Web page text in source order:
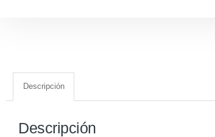
Descripción
Descripción